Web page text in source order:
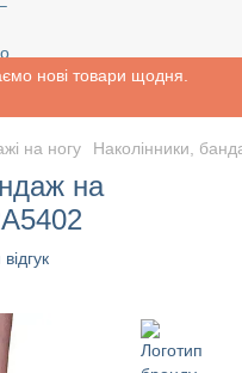
нові товари щодня.
на ногу Наколінники,
на